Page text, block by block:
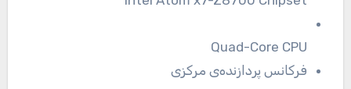
Quad-Core CPU
فرکانس پردازنده‌ی مرکزی